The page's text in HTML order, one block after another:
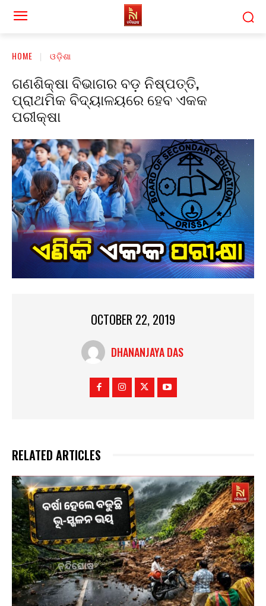
HOME ଓଡ଼ିଶା
ଗଣଶିକ୍ଷା ବିଭାଗର ବଡ଼ ନିଷ୍ପତ୍ତି,
ପ୍ରାଥମିକ ବିଦ୍ୟାଳୟରେ ହେବ ଏକକ
ପରୀକ୍ଷା
OCTOBER 22, 2019
DHANANJAYA DAS
RELATED ARTICLES